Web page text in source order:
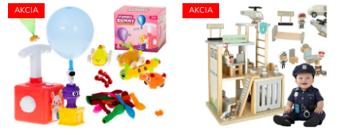
AKCIA AKCIA